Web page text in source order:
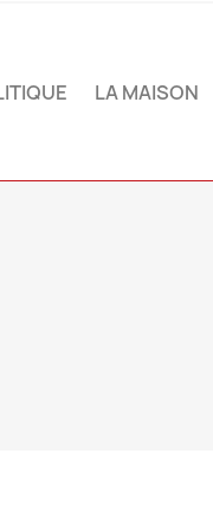
LA MAISON